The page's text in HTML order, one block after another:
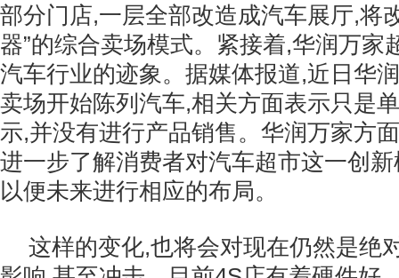
部分门店,一层全部改造成汽车展厅,将
器”的综合卖场模式。紧接着,华润万家
汽车行业的迹象。据媒体报道,近日华
卖场开始陈列汽车,相关方面表示只是
示,并没有进行产品销售。华润万家方
进一步了解消费者对汽车超市这一创
以便未来进行相应的布局。
这样的变化,也将会对现在仍然是绝